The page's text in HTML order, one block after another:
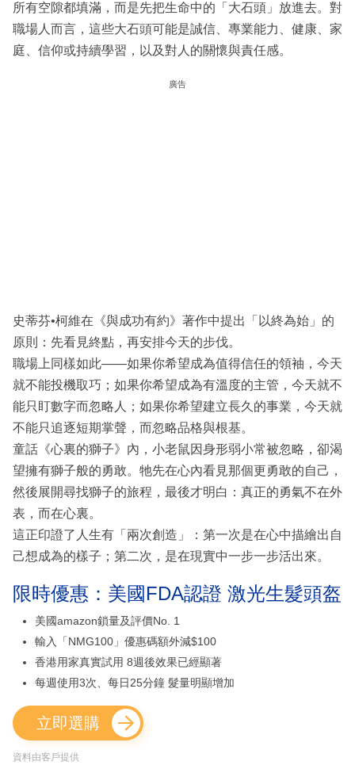
所有空隙都填滿，而是先把生命中的「大石頭」放進去。對
職場人而言，這些大石頭可能是誠信、專業能力、健康、家
庭、信仰或持續學習，以及對人的關懷與責任感。
廣告
史蒂芬•柯維在《與成功有約》著作中提出「以終為始」的
原則：先看見終點，再安排今天的步伐。
職場上同樣如此——如果你希望成為值得信任的領袖，今天
就不能投機取巧；如果你希望成為有溫度的主管，今天就不
能只盯數字而忽略人；如果你希望建立長久的事業，今天就
不能只追逐短期掌聲，而忽略品格與根基。
童話《心裏的獅子》內，小老鼠因身形弱小常被忽略，卻渴
望擁有獅子般的勇敢。牠先在心內看見那個更勇敢的自己，
然後展開尋找獅子的旅程，最後才明白：真正的勇氣不在外
表，而在心裏。
這正印證了人生有「兩次創造」：第一次是在心中描繪出自
己想成為的樣子；第二次，是在現實中一步一步活出來。
限時優惠：美國FDA認證 激光生髮頭盔
美國amazon鎖量及評價No. 1
輸入「NMG100」優惠碼額外減$100
香港用家真實試用 8週後效果已經顯著
每週使用3次、每日25分鐘 髮量明顯增加
立即選購
資料由客戶提供